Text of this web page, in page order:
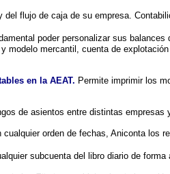
flujo de caja de su empresa.
poder personalizar sus
modelo mercantil, cuenta de
en la AEAT. Permite imprimir los
de asientos entre distintas empresas
cualquier orden de fechas, Aniconta los
subcuenta del libro diario de forma